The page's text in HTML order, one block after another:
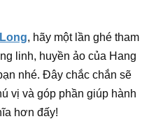
, hãy một lần ghé tham
linh, huyền ảo của Hang
nhé. Đây chắc chắn sẽ
vị và góp phần giúp hành
hơn đấy!